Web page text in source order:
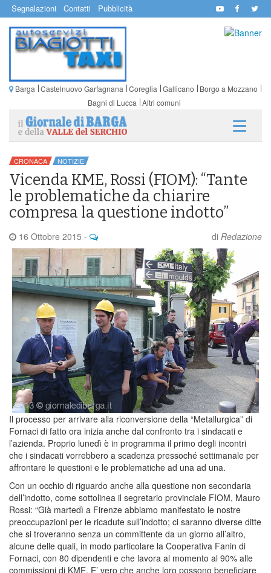
Segnalazioni Contatti Pubblicità
Barga Castelnuovo Garfagnana Coreglia Gallicano
Borgo a Mozzano
Bagni di Lucca Altri comuni
CRONACA NOTIZIE
Vicenda KME, Rossi (FIOM): “Tante
le problematiche da chiarire
compresa la questione indotto”
16 Ottobre 2015 - di Redazione
Il processo per arrivare alla riconversione della “Metallurgica” di
Fornaci di fatto ora inizia anche dal confronto tra i sindacati e
l’azienda. Proprio lunedì è in programma il primo degli incontri
che i sindacati vorrebbero a scadenza pressoché settimanale per
affrontare le questioni e le problematiche ad una ad una.
Con un occhio di riguardo anche alla questione non secondaria
dell’indotto, come sottolinea il segretario provinciale FIOM, Mauro
Rossi: “Già martedì a Firenze abbiamo manifestato le nostre
preoccupazioni per le ricadute sull’indotto; ci saranno diverse ditte
che si troveranno senza un committente da un giorno all’altro,
alcune delle quali, in modo particolare la Cooperativa Fanin di
Fornaci, con 80 dipendenti e che lavora al momento al 90% alle
commissioni di KME. E’ vero che anche loro possono beneficiare